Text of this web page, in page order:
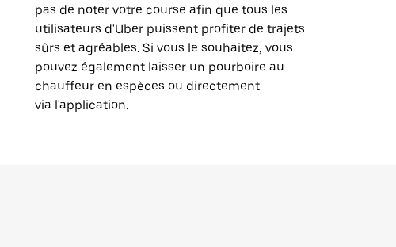
pas de noter votre course afin que tous les
utilisateurs d'Uber puissent profiter de trajets
sûrs et agréables. Si vous le souhaitez, vous
pouvez également laisser un pourboire au
chauffeur en espèces ou directement
via l'application.